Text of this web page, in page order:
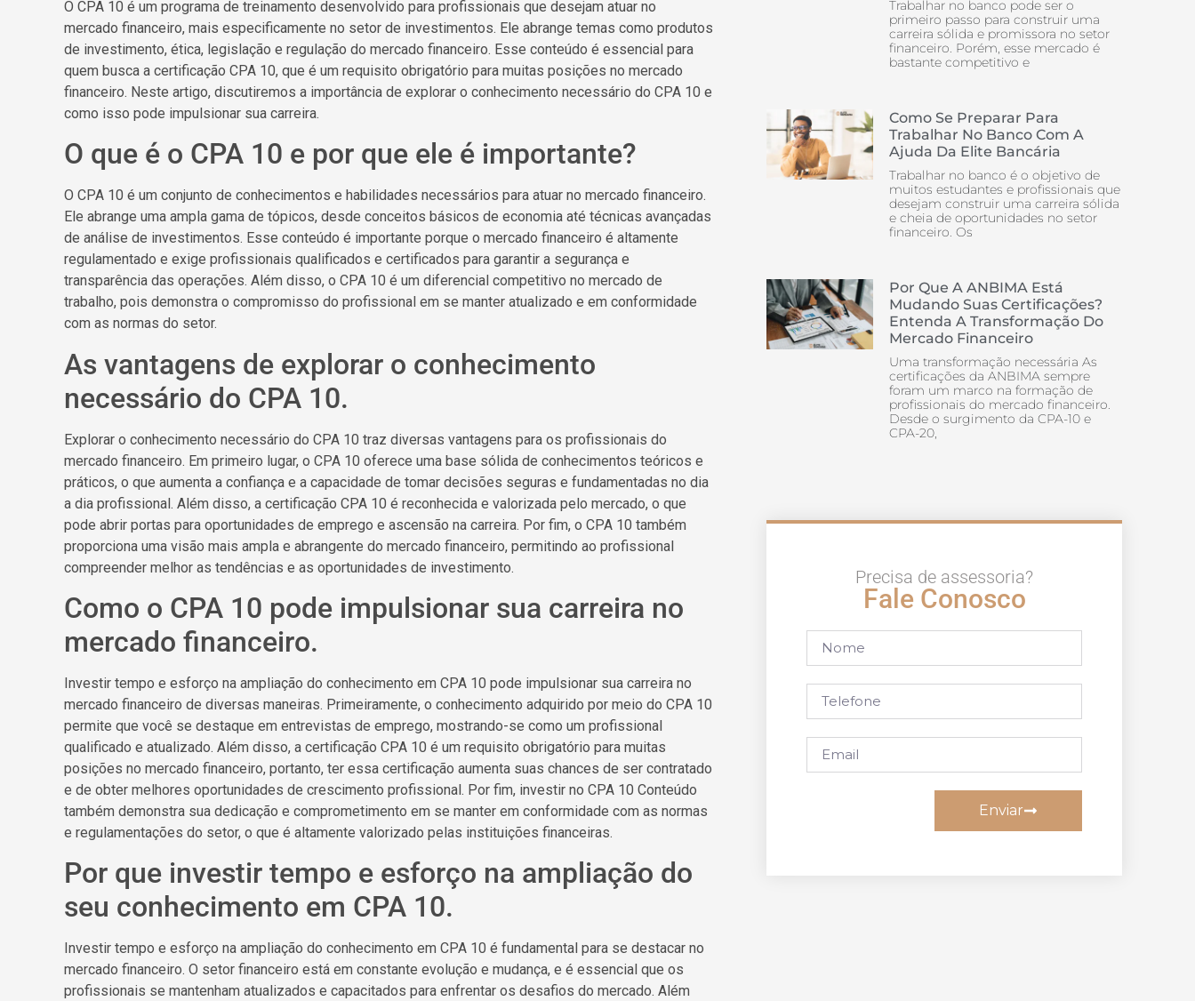
O CPA 10 é um programa de treinamento desenvolvido para profissionais que desejam atuar no
mercado financeiro, mais especificamente no setor de investimentos. Ele abrange temas como produtos
de investimento, ética, legislação e regulação do mercado financeiro. Esse conteúdo é essencial para
quem busca a certificação CPA 10, que é um requisito obrigatório para muitas posições no mercado
financeiro. Neste artigo, discutiremos a importância de explorar o conhecimento necessário do CPA 10 e
como isso pode impulsionar sua carreira.
O que é o CPA 10 e por que ele é importante?
O CPA 10 é um conjunto de conhecimentos e habilidades necessários para atuar no mercado financeiro.
Ele abrange uma ampla gama de tópicos, desde conceitos básicos de economia até técnicas avançadas
de análise de investimentos. Esse conteúdo é importante porque o mercado financeiro é altamente
regulamentado e exige profissionais qualificados e certificados para garantir a segurança e
transparência das operações. Além disso, o CPA 10 é um diferencial competitivo no mercado de
trabalho, pois demonstra o compromisso do profissional em se manter atualizado e em conformidade
com as normas do setor.
As vantagens de explorar o conhecimento
necessário do CPA 10.
Explorar o conhecimento necessário do CPA 10 traz diversas vantagens para os profissionais do
mercado financeiro. Em primeiro lugar, o CPA 10 oferece uma base sólida de conhecimentos teóricos e
práticos, o que aumenta a confiança e a capacidade de tomar decisões seguras e fundamentadas no dia
a dia profissional. Além disso, a certificação CPA 10 é reconhecida e valorizada pelo mercado, o que
pode abrir portas para oportunidades de emprego e ascensão na carreira. Por fim, o CPA 10 também
proporciona uma visão mais ampla e abrangente do mercado financeiro, permitindo ao profissional
compreender melhor as tendências e as oportunidades de investimento.
Como o CPA 10 pode impulsionar sua carreira no
mercado financeiro.
Investir tempo e esforço na ampliação do conhecimento em CPA 10 pode impulsionar sua carreira no
mercado financeiro de diversas maneiras. Primeiramente, o conhecimento adquirido por meio do CPA 10
permite que você se destaque em entrevistas de emprego, mostrando-se como um profissional
qualificado e atualizado. Além disso, a certificação CPA 10 é um requisito obrigatório para muitas
posições no mercado financeiro, portanto, ter essa certificação aumenta suas chances de ser contratado
e de obter melhores oportunidades de crescimento profissional. Por fim, investir no CPA 10 Conteúdo
também demonstra sua dedicação e comprometimento em se manter em conformidade com as normas
e regulamentações do setor, o que é altamente valorizado pelas instituições financeiras.
Por que investir tempo e esforço na ampliação do
seu conhecimento em CPA 10.
Investir tempo e esforço na ampliação do conhecimento em CPA 10 é fundamental para se destacar no
mercado financeiro. O setor financeiro está em constante evolução e mudança, e é essencial que os
profissionais se mantenham atualizados e capacitados para enfrentar os desafios do mercado. Além
Trabalhar no banco pode ser o
primeiro passo para construir uma
carreira sólida e promissora no setor
financeiro. Porém, esse mercado é
bastante competitivo e
Como Se Preparar Para
Trabalhar No Banco Com A
Ajuda Da Elite Bancária
Trabalhar no banco é o objetivo de
muitos estudantes e profissionais que
desejam construir uma carreira sólida
e cheia de oportunidades no setor
financeiro. Os
Por Que A ANBIMA Está
Mudando Suas Certificações?
Entenda A Transformação Do
Mercado Financeiro
Uma transformação necessária As
certificações da ANBIMA sempre
foram um marco na formação de
profissionais do mercado financeiro.
Desde o surgimento da CPA-10 e
CPA-20,
Precisa de assessoria?
Fale Conosco
Enviar